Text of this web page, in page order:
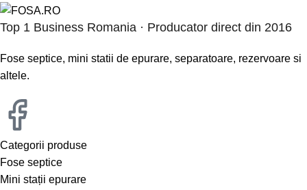
Top 1 Business Romania · Producator direct din 2016
Fose septice, mini statii de epurare, separatoare, rezervoare si
altele.
Categorii produse
Fose septice
Mini stații epurare